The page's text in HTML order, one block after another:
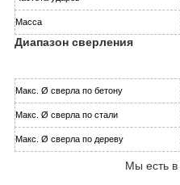
Масса
Диапазон сверления
Макс. Ø сверла по бетону
Макс. Ø сверла по стали
Макс. Ø сверла по дереву
Мы есть в